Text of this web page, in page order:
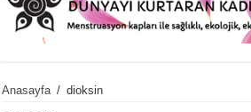
Anasayfa / dioksin